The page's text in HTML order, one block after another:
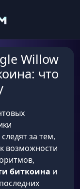
Willow
что
за тем,
возможности
биткоина и